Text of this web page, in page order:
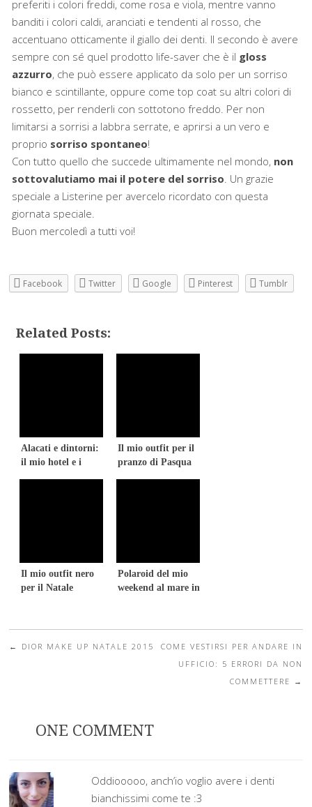
preferiti i colori freddi, come rosa e viola, mentre vanno
banditi i colori caldi, aranciati e tendenti al rosso, che
accentuano otticamente il giallo dei denti. Il secondo è avere
sempre con sé quel prodotto life-saver che è il gloss
azzurro, che può essere applicato da solo per un sorriso
bianco e scintillante, oppure come top coat su altri colori di
rossetto, per renderli con sottotono freddo. Per non
limitarsi a sorrisi a labbra serrate, e aprirsi a un vero e
proprio sorriso spontaneo!
Con tutto quello che succede ultimamente nel mondo, non
sottovalutiamo mai il potere del sorriso. Un grazie
speciale a Listerine per avercelo ricordato con questa
giornata speciale.
Buon mercoledì a tutti voi!
Facebook Twitter Google Pinterest Tumblr
Related Posts:
Alacati e dintorni:
il mio hotel e i
Il mio outfit per il
pranzo di Pasqua
Il mio outfit nero
per il Natale
Polaroid del mio
weekend al mare in
Post navigation
← DIOR MAKE UP NATALE 2015
COME VESTIRSI PER ANDARE IN
UFFICIO: 5 ERRORI DA NON
COMMETTERE →
ONE COMMENT
Oddiooooo, anch’io voglio avere i denti
bianchissimi come te :3